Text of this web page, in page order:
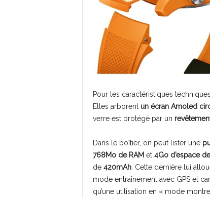
Pour les caractéristiques
Elles arborent un écran Amoled
verre est protégé par un
Dans le boîtier, on peut lister une
768Mo de RAM et 4Go d’espace
de 420mAh. Cette dernière lui
mode entraînement avec GPS et
qu’une utilisation en « mode